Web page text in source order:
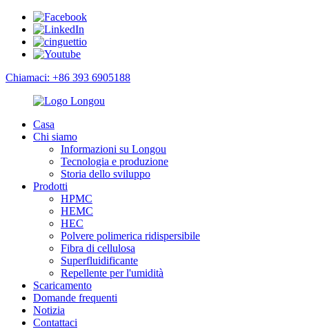
Chiamaci: +86 393 6905188
Casa
Chi siamo
Informazioni su Longou
Tecnologia e produzione
Storia dello sviluppo
Prodotti
HPMC
HEMC
HEC
Polvere polimerica ridispersibile
Fibra di cellulosa
Superfluidificante
Repellente per l'umidità
Scaricamento
Domande frequenti
Notizia
Contattaci